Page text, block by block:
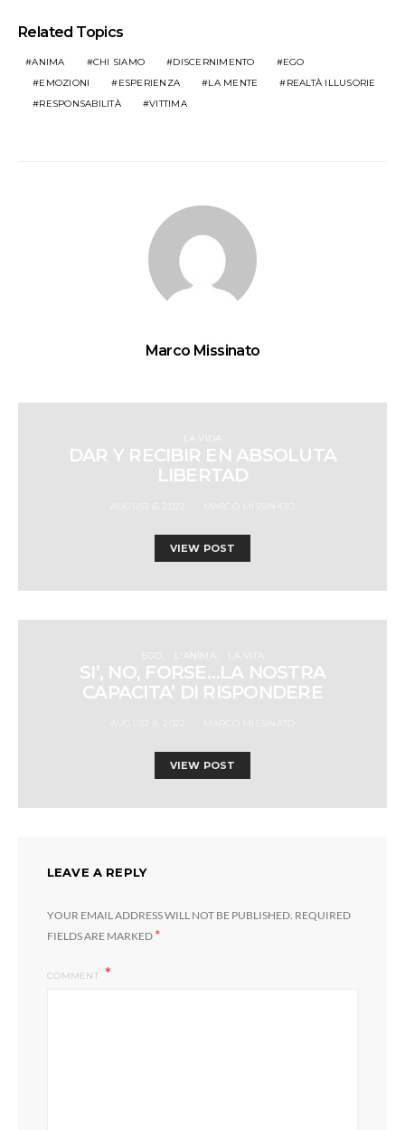
Related Topics
ANIMA CHI SIAMO DISCERNIMENTO
EGO
EMOZIONI
ESPERIENZA LA MENTE
REALTÀ ILLUSORIE
RESPONSABILITÀ
VITTIMA
Marco Missinato
LA VIDA
DAR Y RECIBIR EN ABSOLUTA
LIBERTAD
VIEW POST
EGO L'ANIMA LA VITA
SI’, NO, FORSE…LA NOSTRA
CAPACITA’ DI RISPONDERE
VIEW POST
LEAVE A REPLY
YOUR EMAIL ADDRESS WILL NOT BE PUBLISHED. REQUIRED
FIELDS ARE MARKED *
COMMENT